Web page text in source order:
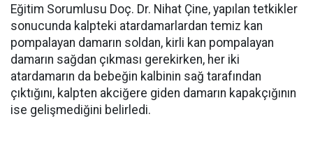
Eğitim Sorumlusu Doç. Dr. Nihat Çine, yapılan tetkikler
sonucunda kalpteki atardamarlardan temiz kan
pompalayan damarın soldan, kirli kan pompalayan
damarın sağdan çıkması gerekirken, her iki
atardamarın da bebeğin kalbinin sağ tarafından
çıktığını, kalpten akciğere giden damarın kapakçığının
ise gelişmediğini belirledi.